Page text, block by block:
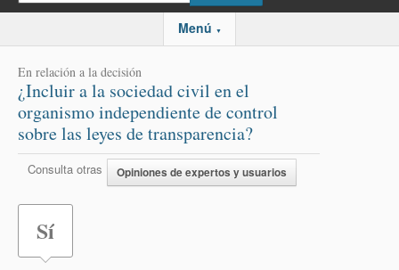
Menú ▼
En relación a la decisión
¿Incluir a la sociedad civil en el
organismo independiente de control
sobre las leyes de transparencia?
Consulta otras Opiniones de expertos y usuarios
Sí